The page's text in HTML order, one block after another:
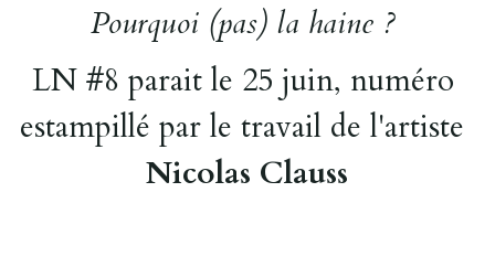
Pourquoi (pas) la haine ?
LN #8 parait le 25 juin, numéro
Nicolas Clauss